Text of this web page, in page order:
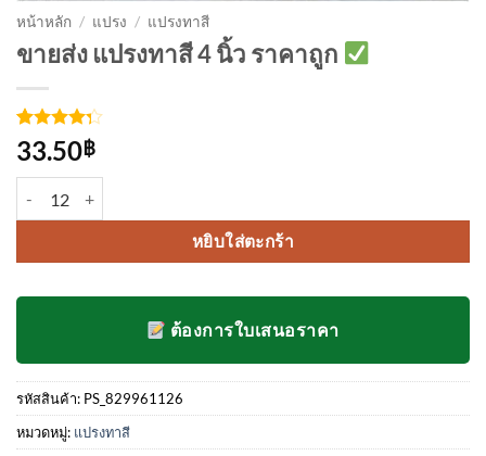
หน้าหลัก / แปรง / แปรงทาสี
ขายส่ง แปรงทาสี 4 นิ้ว ราคาถูก
ให้
คะแนน
4.25จาก
5 คะแนน
เต็มบน
4
ของ
33.50฿
หยิบใส่ตะกร้า
ต้องการใบเสนอราคา
รหัสสินค้า: PS_829961126
หมวดหมู่: แปรงทาสี